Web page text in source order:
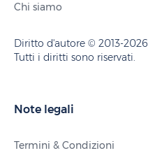
Chi siamo
Diritto d'autore © 2013-2026
Tutti i diritti sono riservati.
Note legali
Termini & Condizioni